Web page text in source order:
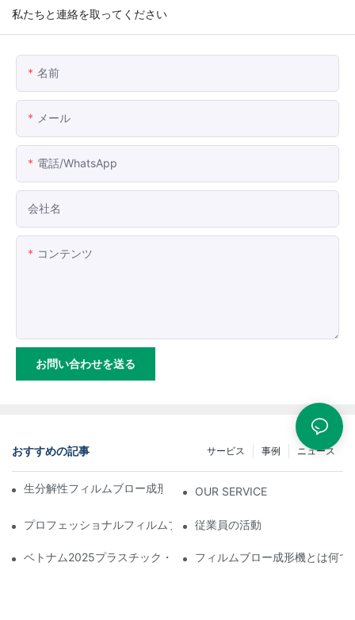
私たちと連絡を取ってください
名前
メール
電話/WhatsApp
会社名
コンテンツ
お問い合わせを送る
おすすめの記事 ニュース
事例
サービス
生分解性フィルムブロー成形機の仕組みとその利点と欠点
OUR SERVICE
プロフェッショナルフィルムブロー成形機メーカーとは：高品質
従業員の活動
ベトナム2025プラスチック・ゴム展示会への出展が大盛況のうち
フィルムブロー成形機とは何で